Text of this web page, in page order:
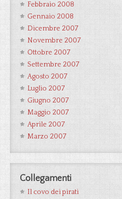
Febbraio 2008
Gennaio 2008
Dicembre 2007
Novembre 2007
Ottobre 2007
Settembre 2007
Agosto 2007
Luglio 2007
Giugno 2007
Maggio 2007
Aprile 2007
Marzo 2007
Collegamenti
Il covo dei pirati